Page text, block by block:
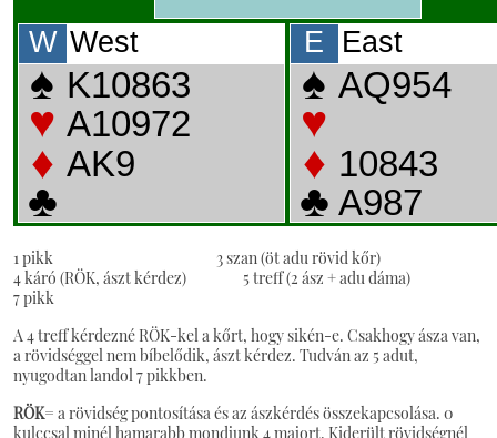
1 pikk 3 szan (öt adu rövid kőr)
4 káró (RÖK, ászt kérdez) 5 treff (2 ász + adu dáma)
7 pikk
A 4 treff kérdezné RÖK-kel a kőrt, hogy sikén-e. Csakhogy ásza van,
a rövidséggel nem bíbelődik, ászt kérdez. Tudván az 5 adut,
nyugodtan landol 7 pikkben.
RÖK= a rövidség pontosítása és az ászkérdés összekapcsolása. 0
kulccsal minél hamarabb mondjunk 4 majort. Kiderült rövidségnél